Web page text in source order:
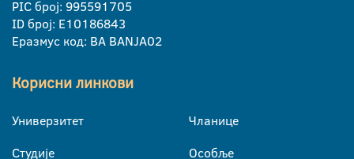
PIC број: 995591705
ID број: E10186843
Еразмус код: BA BANJA02
Корисни линкови
Универзитет
Студије
Чланице
Особље